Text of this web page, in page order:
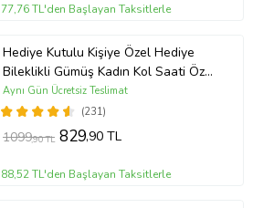
77,76 TL'den Başlayan Taksitlerle
Hediye Kutulu Kişiye Özel Hediye
Bileklikli Gümüş Kadın Kol Saati Özel
Kutusunda (Gümüş)
(231)
Aynı Gün Ücretsiz Teslimat
1099,90 TL 829,90 TL
88,52 TL'den Başlayan Taksitlerle